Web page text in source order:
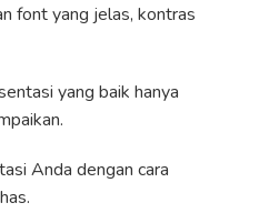
font yang jelas, kontras
yang baik hanya
Anda dengan cara